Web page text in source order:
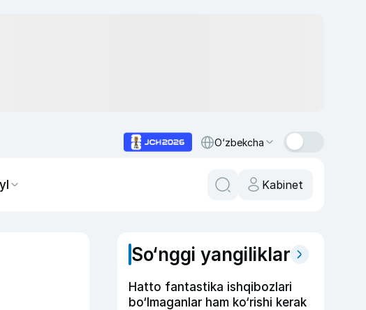
O‘zbekcha
Kabinet
So‘nggi yangiliklar
Hatto fantastika ishqibozlari
bo‘lmaganlar ham ko‘rishi kerak